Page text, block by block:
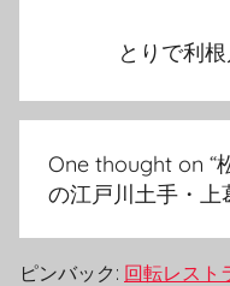
シ
ョ
ン
とりで利
One thought on “
の江戸川土手・上
ピンバック: 回転レスト